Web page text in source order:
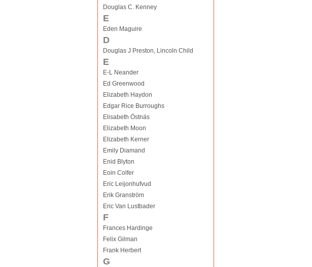
Douglas C. Kenney
E
Eden Maguire
D
Douglas J Preston, Lincoln Child
E
E-L Neander
Ed Greenwood
Elizabeth Haydon
Edgar Rice Burroughs
Elisabeth Östnäs
Elizabeth Moon
Elizabeth Kerner
Emily Diamand
Enid Blyton
Eoin Colfer
Eric Leijonhufvud
Erik Granström
Eric Van Lustbader
F
Frances Hardinge
Felix Gilman
Frank Herbert
G